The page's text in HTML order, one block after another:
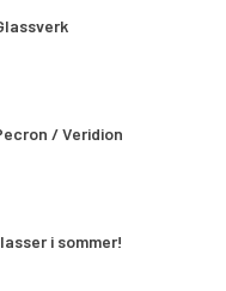
/ Veridion
i sommer!